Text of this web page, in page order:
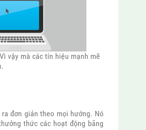
vậy mà các tín hiệu mạnh mẽ
đơn giản theo mọi hướng. Nó
thức các hoạt động băng